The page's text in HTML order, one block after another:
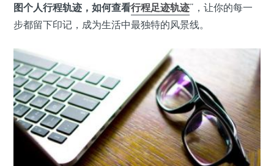
图个人行程轨迹，如何查看行程足迹轨迹”，让你的每一
步都留下印记，成为生活中最独特的风景线。